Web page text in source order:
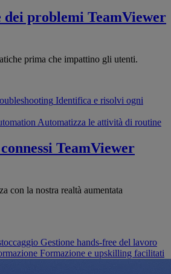
dei problemi TeamViewer
prima che impattino gli utenti.
Identifica e risolvi ogni
Automatizza le attività di routine
TeamViewer
con la nostra realtà aumentata
Gestione hands-free del lavoro
Formazione e upskilling facilitati